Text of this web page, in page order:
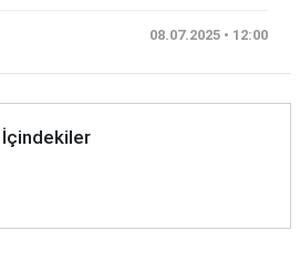
08.07.2025 • 12:00
İçindekiler